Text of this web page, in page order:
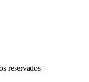
reservados